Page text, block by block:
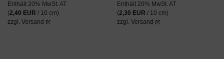
Enthält 20% MwSt. AT
(2,40 EUR / 10 cm)
zzgl. Versand
Enthält 20% MwSt. AT
(2,30 EUR / 10 cm)
zzgl. Versand